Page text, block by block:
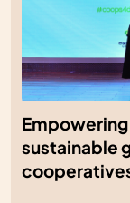
sustainable